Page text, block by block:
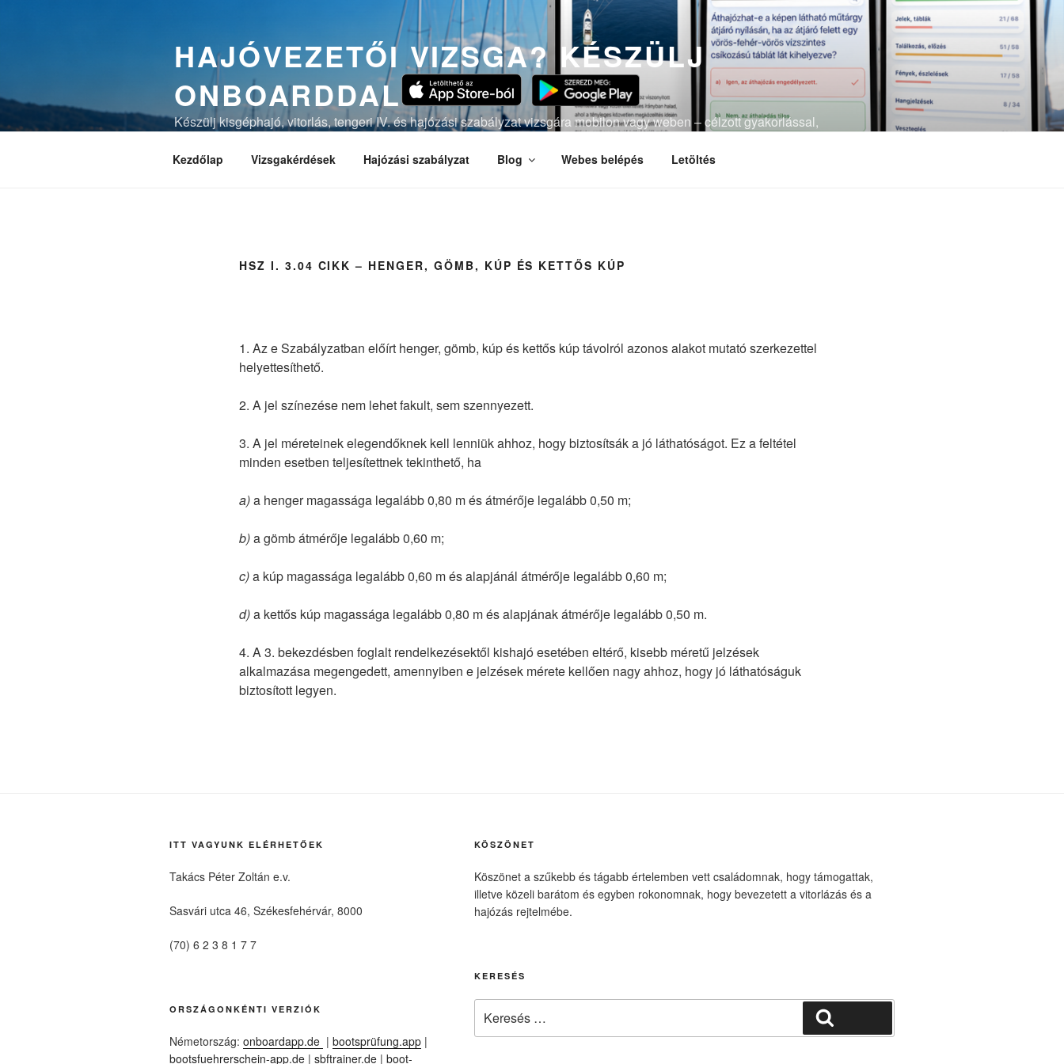
HAJÓVEZETŐI VIZSGA? KÉSZÜLJ
ONBOARDDAL
Készülj kisgéphajó, vitorlás, tengeri IV. és hajózási szabályzat vizsgára mobilon vagy weben – célzott gyakorlással,
Kezdőlap Vizsgakérdések Hajózási szabályzat Blog Webes belépés Letöltés
HSZ I. 3.04 CIKK – HENGER, GÖMB, KÚP ÉS KETTŐS KÚP
1. Az e Szabályzatban előírt henger, gömb, kúp és kettős kúp távolról azonos alakot mutató szerkezettel
helyettesíthető.
2. A jel színezése nem lehet fakult, sem szennyezett.
3. A jel méreteinek elegendőknek kell lenniük ahhoz, hogy biztosítsák a jó láthatóságot. Ez a feltétel
minden esetben teljesítettnek tekinthető, ha
a)a henger magassága legalább 0,80 m és átmérője legalább 0,50 m;
b)a gömb átmérője legalább 0,60 m;
c)a kúp magassága legalább 0,60 m és alapjánál átmérője legalább 0,60 m;
d)a kettős kúp magassága legalább 0,80 m és alapjának átmérője legalább 0,50 m.
4. A 3. bekezdésben foglalt rendelkezésektől kishajó esetében eltérő, kisebb méretű jelzések
alkalmazása megengedett, amennyiben e jelzések mérete kellően nagy ahhoz, hogy jó láthatóságuk
biztosított legyen.
ITT VAGYUNK ELÉRHETŐEK
Takács Péter Zoltán e.v.
Sasvári utca 46, Székesfehérvár, 8000
(70) 6 2 3 8 1 7 7
ORSZÁGONKÉNTI VERZIÓK
Németország: onboardapp.de | bootsprüfung.app |
bootsfuehrerschein-app.de | sbftrainer.de | boot-
KÖSZÖNET
Köszönet a szűkebb és tágabb értelemben vett családomnak, hogy támogattak,
illetve közeli barátom és egyben rokonomnak, hogy bevezetett a vitorlázás és a
hajózás rejtelmébe.
KERESÉS
következő